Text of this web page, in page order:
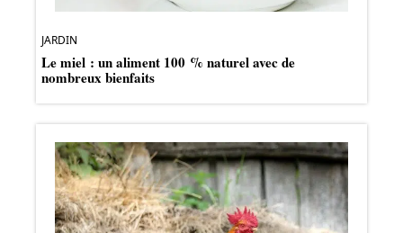
JARDIN
Le miel : un aliment 100 % naturel avec de
nombreux bienfaits